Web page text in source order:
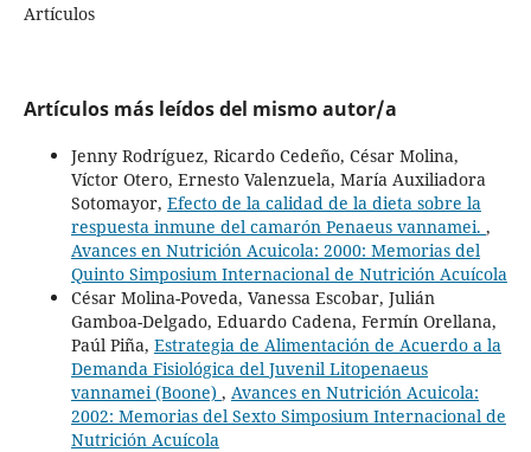
Artículos
Artículos más leídos del mismo autor/a
Jenny Rodríguez, Ricardo Cedeño, César Molina,
Víctor Otero, Ernesto Valenzuela, María Auxiliadora
Sotomayor, Efecto de la calidad de la dieta sobre la
respuesta inmune del camarón Penaeus vannamei. ,
Avances en Nutrición Acuicola: 2000: Memorias del
Quinto Simposium Internacional de Nutrición Acuícola
César Molina-Poveda, Vanessa Escobar, Julián
Gamboa-Delgado, Eduardo Cadena, Fermín Orellana,
Paúl Piña, Estrategia de Alimentación de Acuerdo a la
Demanda Fisiológica del Juvenil Litopenaeus
vannamei (Boone) , Avances en Nutrición Acuicola:
2002: Memorias del Sexto Simposium Internacional de
Nutrición Acuícola